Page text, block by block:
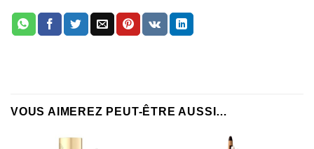
VOUS AIMEREZ PEUT-ÊTRE AUSSI…